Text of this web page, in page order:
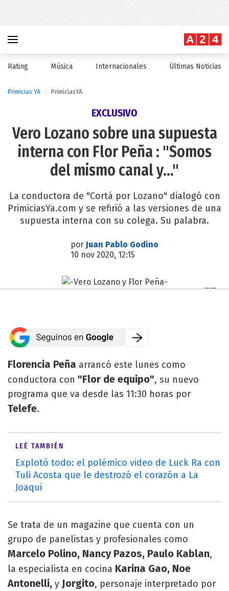
Rating Música Internacionales Últimas Noticias
Primicias YA PrimiciasYA
EXCLUSIVO
Vero Lozano sobre una supuesta
interna con Flor Peña : "Somos
del mismo canal y..."
La conductora de "Cortá por Lozano" dialogó con
PrimiciasYa.com y se refirió a las versiones de una
supuesta interna con su colega. Su palabra.
por Juan Pablo Godino
10 nov 2020, 12:15
Florencia Peña arrancó este lunes como
conductora con "Flor de equipo", su nuevo
programa que va desde las 11:30 horas por
Telefe.
LEÉ TAMBIÉN
Explotó todo: el polémico video de Luck Ra con
Tuli Acosta que le destrozó el corazón a La
Joaqui
Se trata de un magazine que cuenta con un
grupo de panelistas y profesionales como
Marcelo Polino, Nancy Pazos, Paulo Kablan,
la especialista en cocina Karina Gao, Noe
Antonelli, y Jorgito, personaje interpretado por